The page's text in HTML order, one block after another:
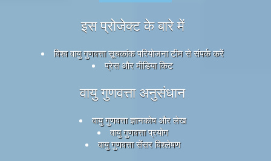
इस प्रोजेक्ट के बारे में
विश्व वायु गुणवत्ता सूचकांक परियोजना टीम से संपर्क करें
प्रेस और मीडिया किट
वायु गुणवत्ता अनुसंधान
वायु गुणवत्ता ज्ञानकोष और लेख
वायु गुणवत्ता प्रयोग
वायु गुणवत्ता सेंसर विश्लेषण